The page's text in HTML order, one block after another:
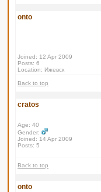
onto
Joined: 12 Apr 2009
Posts: 6
Location: Ижевск
Back to top
cratos
Age: 40
Gender:
Joined: 14 Apr 2009
Posts: 5
Back to top
onto